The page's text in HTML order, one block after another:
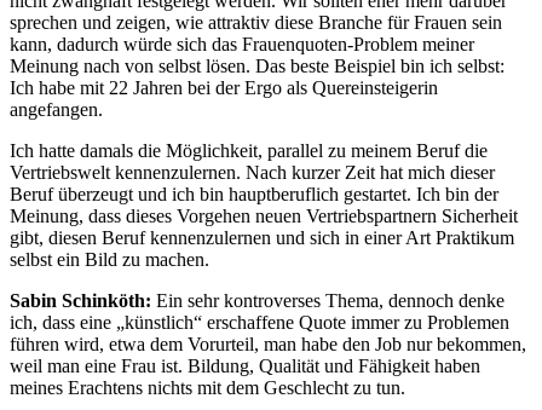
sprechen und zeigen, wie attraktiv diese Branche für Frauen sein
kann, dadurch würde sich das Frauenquoten-Problem meiner
Meinung nach von selbst lösen. Das beste Beispiel bin ich selbst:
Ich habe mit 22 Jahren bei der Ergo als Quereinsteigerin
angefangen.
Ich hatte damals die Möglichkeit, parallel zu meinem Beruf die
Vertriebswelt kennenzulernen. Nach kurzer Zeit hat mich dieser
Beruf überzeugt und ich bin hauptberuflich gestartet. Ich bin der
Meinung, dass dieses Vorgehen neuen Vertriebspartnern Sicherheit
gibt, diesen Beruf kennenzulernen und sich in einer Art Praktikum
selbst ein Bild zu machen.
Sabin Schinköth: Ein sehr kontroverses Thema, dennoch denke
ich, dass eine „künstlich“ erschaffene Quote immer zu Problemen
führen wird, etwa dem Vorurteil, man habe den Job nur bekommen,
weil man eine Frau ist. Bildung, Qualität und Fähigkeit haben
meines Erachtens nichts mit dem Geschlecht zu tun.